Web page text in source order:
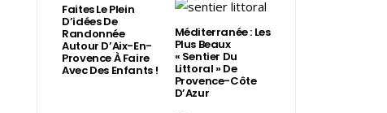
Faites Le Plein
D’idées De
Randonnée
Autour D’Aix-En-
Provence À Faire
Avec Des Enfants !
Méditerranée : Les
Plus Beaux
« Sentier Du
Littoral » De
Provence-Côte
D’Azur